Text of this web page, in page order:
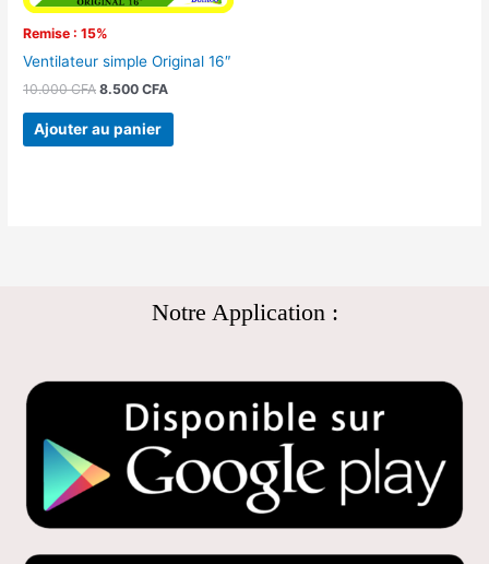
Remise : 15%
Ventilateur simple Original 16″
10.000CFA 8.500CFA
Ajouter au panier
Notre Application :